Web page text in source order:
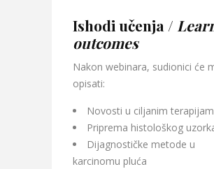
Ishodi učenja /
outcomes
Nakon webinara, sudionici će
opisati:
Novosti u ciljanim
Priprema histološkog
Dijagnostičke metode u
karcinomu pluća